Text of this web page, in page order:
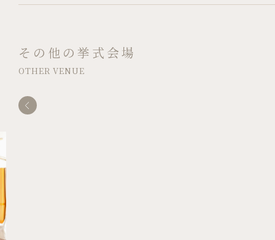
その他の挙式会場
OTHER VENUE